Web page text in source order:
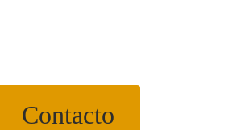
Contacto